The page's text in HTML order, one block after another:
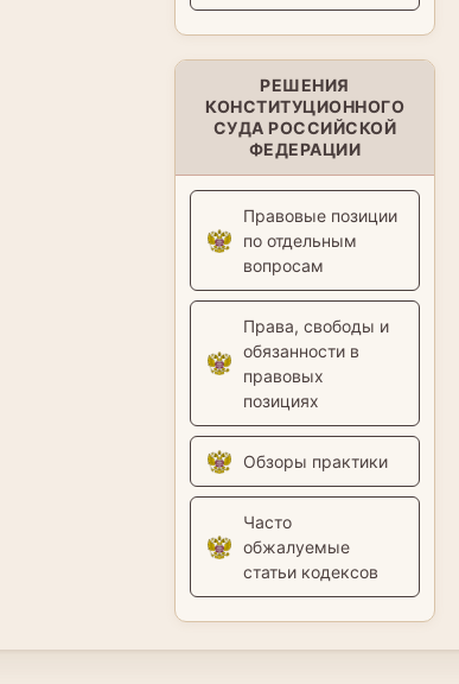
РЕШЕНИЯ
КОНСТИТУЦИОННОГО
СУДА РОССИЙСКОЙ
ФЕДЕРАЦИИ
Правовые позиции
по отдельным
вопросам
Права, свободы и
обязанности в
правовых
позициях
Обзоры практики
Часто
обжалуемые
статьи кодексов